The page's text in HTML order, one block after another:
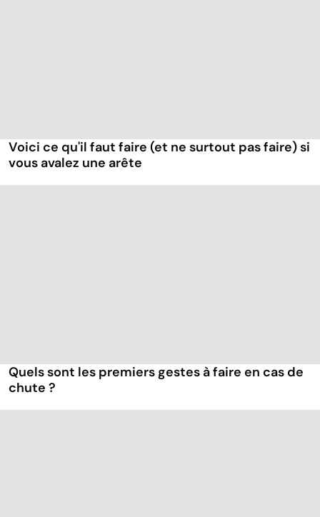
Voici ce qu'il faut faire (et ne surtout pas faire) si
vous avalez une arête
Quels sont les premiers gestes à faire en cas de
chute ?